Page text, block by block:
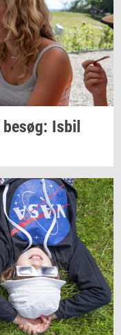
besøg: Isbil